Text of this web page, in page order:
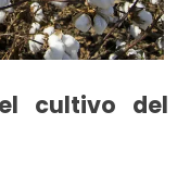
cultivo del